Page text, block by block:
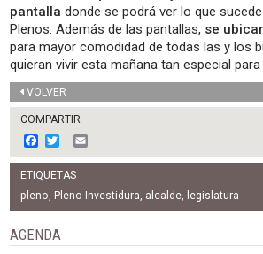
pantalla donde se podrá ver lo que
Plenos. Además de las pantallas, se
para mayor comodidad de todas las y los
quieran vivir esta mañana tan especial
VOLVER
COMPARTIR
F
a
c
e
b
o
o
k
w
i
t
t
e
m
a
l
ETIQUETAS
pleno, Pleno Investidura, alcalde, legislatura
AGENDA